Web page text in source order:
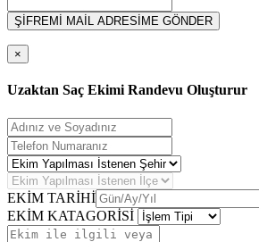
ŞİFREMİ MAİL ADRESİME GÖNDER
×
Uzaktan Saç Ekimi Randevu Oluşturur
EKİM TARİHİ
EKİM KATAGORİSİ